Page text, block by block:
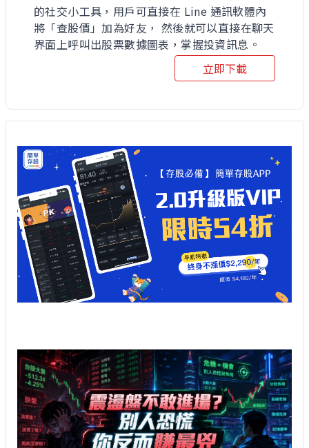
的社交小工具，用戶可直接在 Line 通訊軟體內
將「查股價」加為好友， 然後就可以直接在聊天
界面上呼叫出股票數據圖表，掌握投資訊息。
立即下載